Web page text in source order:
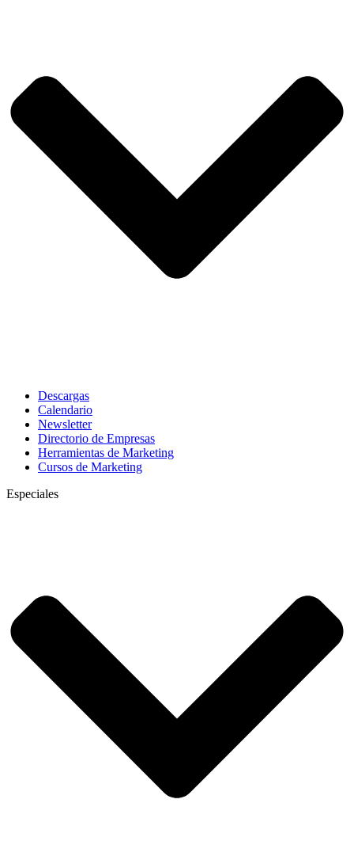
Descargas
Calendario
Newsletter
Directorio de Empresas
Herramientas de Marketing
Cursos de Marketing
Especiales